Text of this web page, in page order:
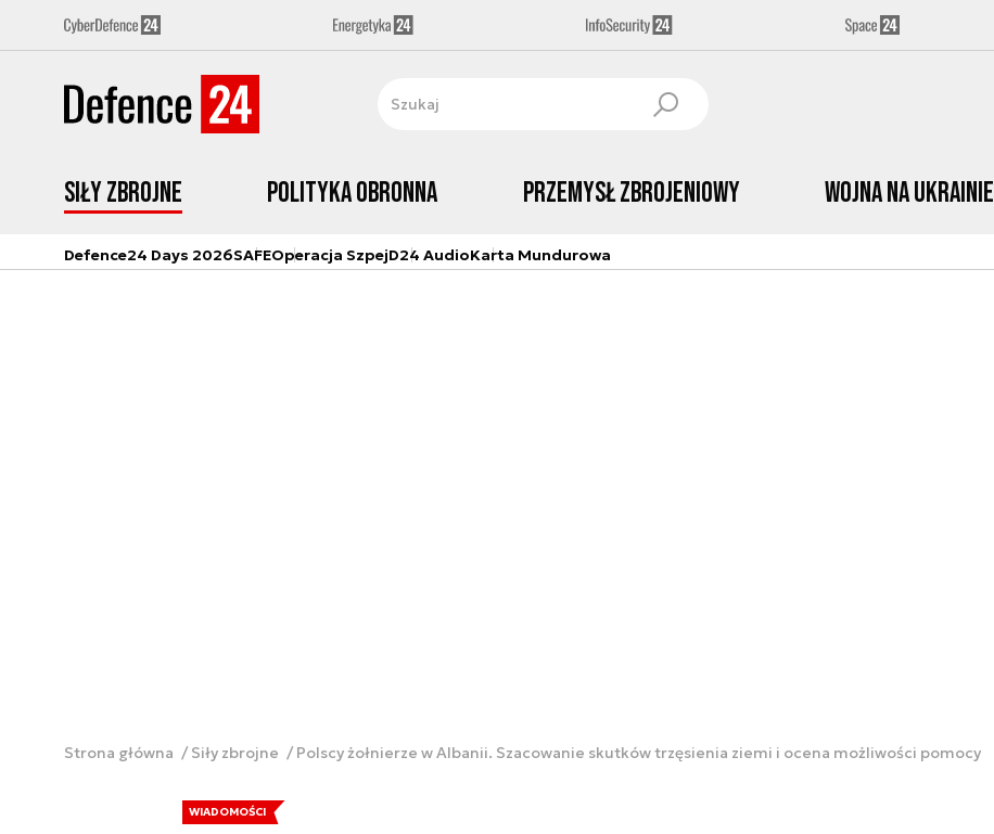
Siły zbrojne Polityka obronna Przemysł Zbrojeniowy Wojna na Ukrainie
Defence24 Days 2026SAFEOperacja SzpejD24 AudioKarta Mundurowa
Strona główna Siły zbrojne Polscy żołnierze w Albanii. Szacowanie skutków trzęsienia ziemi i ocena możliwości pomocy
WIADOMOŚCI